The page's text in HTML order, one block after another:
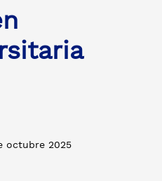
octubre 2025